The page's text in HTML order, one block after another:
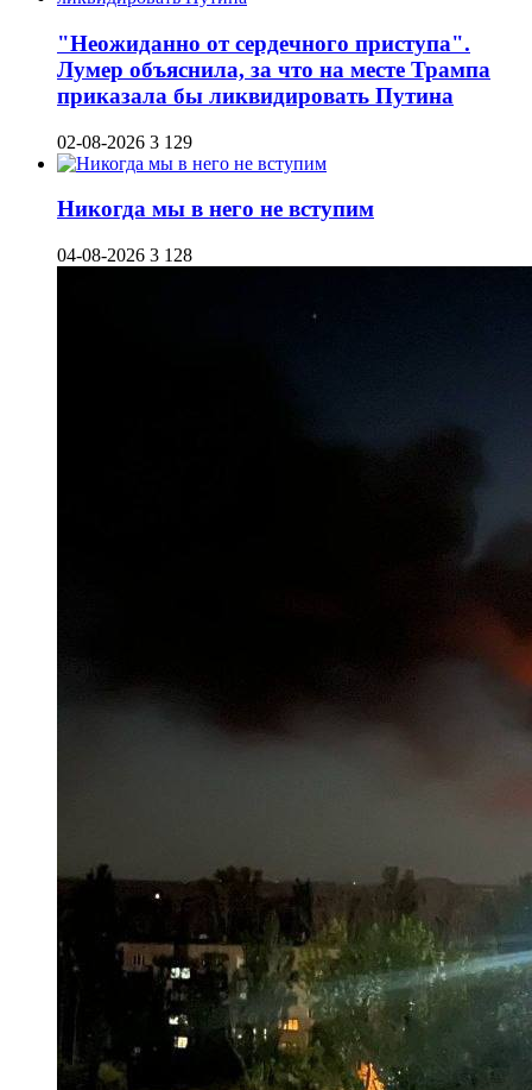
"Неожиданно от сердечного приступа".
Лумер объяснила, за что на месте Трампа
приказала бы ликвидировать Путина
02-08-2026 3 129
Никогда мы в него не вступим
04-08-2026 3 128